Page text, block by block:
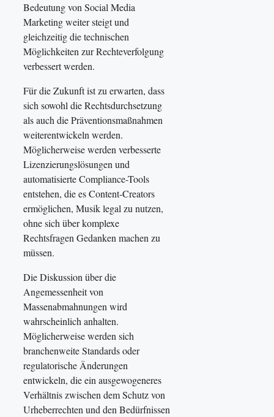
Bedeutung von Social Media
Marketing weiter steigt und
gleichzeitig die technischen
Möglichkeiten zur Rechteverfolgung
verbessert werden.
Für die Zukunft ist zu erwarten, dass
sich sowohl die Rechtsdurchsetzung
als auch die Präventionsmaßnahmen
weiterentwickeln werden.
Möglicherweise werden verbesserte
Lizenzierungslösungen und
automatisierte Compliance-Tools
entstehen, die es Content-Creators
ermöglichen, Musik legal zu nutzen,
ohne sich über komplexe
Rechtsfragen Gedanken machen zu
müssen.
Die Diskussion über die
Angemessenheit von
Massenabmahnungen wird
wahrscheinlich anhalten.
Möglicherweise werden sich
branchenweite Standards oder
regulatorische Änderungen
entwickeln, die ein ausgewogeneres
Verhältnis zwischen dem Schutz von
Urheberrechten und den Bedürfnissen